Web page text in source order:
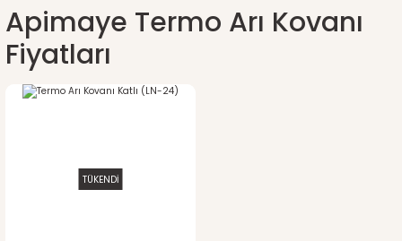
Apimaye Termo Arı Kovanı
Fiyatları
TÜKENDİ